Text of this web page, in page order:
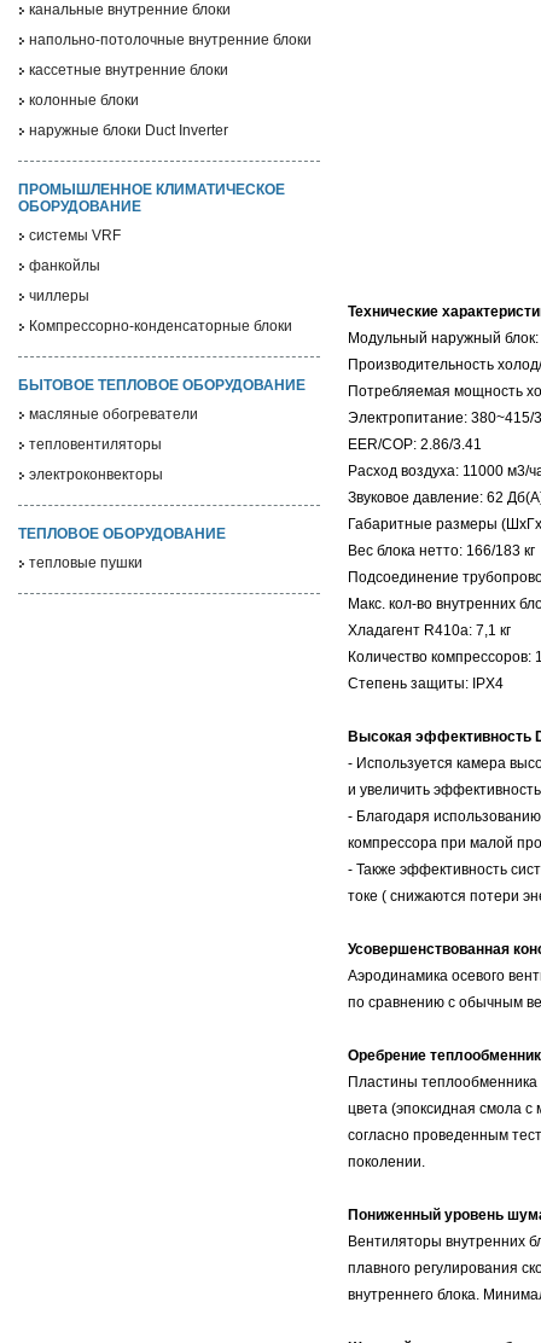
канальные внутренние блоки
напольно-потолочные внутренние блоки
кассетные внутренние блоки
колонные блоки
наружные блоки Duct Inverter
ПРОМЫШЛЕННОЕ КЛИМАТИЧЕСКОЕ
ОБОРУДОВАНИЕ
системы VRF
фанкойлы
чиллеры
Компрессорно-конденсаторные блоки
БЫТОВОЕ ТЕПЛОВОЕ ОБОРУДОВАНИЕ
масляные обогреватели
тепловентиляторы
электроконвекторы
ТЕПЛОВОЕ ОБОРУДОВАНИЕ
тепловые пушки
Технические
Модульный наружный блок:
Производительность
Потребляемая мощность
Электропитание: 380~415/
EER/COP: 2.86/3.41
Расход воздуха: 11000 м3/
Звуковое давление: 62
Габаритные размеры
Вес блока нетто: 166/183 кг
Подсоединение
Макс. кол-во внутренних
Хладагент R410a: 7,1 кг
Количество компрессоров:
Степень защиты: IPX4
Высокая эффективность
- Используется камера
и увеличить
- Благодаря
компрессора при малой
- Также эффективность
токе ( снижаются потери
Усовершенствованная
Аэродинамика осевого
по сравнению с обычным
Оребрение
Пластины теплообменника
цвета (эпоксидная смола
согласно проведенным
поколении.
Пониженный уровень
Вентиляторы внутренних
плавного регулирования
внутреннего блока.